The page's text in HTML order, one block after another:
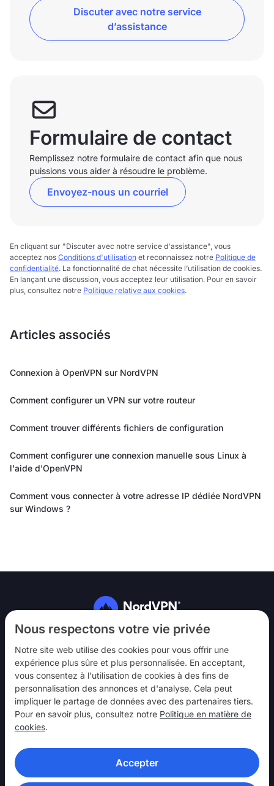
Nous respectons votre vie privée
Notre site web utilise des cookies pour vous offrir une
expérience plus sûre et plus personnalisée. En acceptant,
vous consentez à l'utilisation de cookies à des fins de
personnalisation des annonces et d'analyse. Cela peut
impliquer le partage de données avec des partenaires tiers.
Pour en savoir plus, consultez notre Politique en matière de
cookies.
Accepter
Discuter avec notre service
d’assistance
Formulaire de contact
Remplissez notre formulaire de contact afin que nous
puissions vous aider à résoudre le problème.
Envoyez-nous un courriel
En cliquant sur "Discuter avec notre service d'assistance", vous
acceptez nos Conditions d'utilisation et reconnaissez notre Politique de
confidentialité. La fonctionnalité de chat nécessite l’utilisation de cookies.
En lançant une discussion, vous acceptez leur utilisation. Pour en savoir
plus, consultez notre Politique relative aux cookies.
Articles associés
Connexion à OpenVPN sur NordVPN
Comment configurer un VPN sur votre routeur
Comment trouver différents fichiers de configuration
Comment configurer une connexion manuelle sous Linux à
l'aide d'OpenVPN
Comment vous connecter à votre adresse IP dédiée NordVPN
sur Windows ?
Suivez-nous
NordVPN
Interagir
Aide
En savoir plus